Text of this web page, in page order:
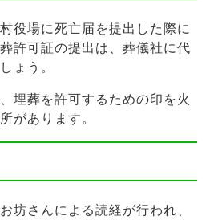
役場に死亡届を提出した際に
許可証の提出は、葬儀社に代
ょう。
埋葬を許可するための印を火
があります。
坊さんによる読経が行われ、